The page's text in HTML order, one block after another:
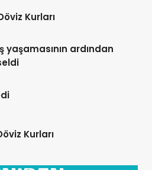
Kurları
yaşamasının ardından
Kurları